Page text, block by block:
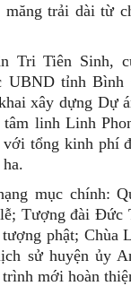
măng trải dài từ
Tri Tiên Sinh,
UBND tỉnh
xây dựng Dự
linh Linh
với tổng kinh phí
mục chính:
Tượng đài Đức
phật; Chùa
sử huyện ủy
mới hoàn